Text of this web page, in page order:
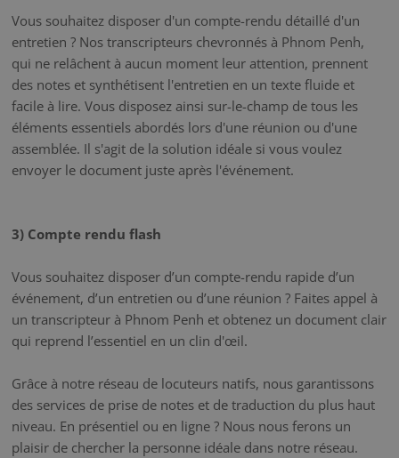
Vous souhaitez disposer d'un compte-rendu détaillé d'un
entretien ? Nos transcripteurs chevronnés à Phnom Penh,
qui ne relâchent à aucun moment leur attention, prennent
des notes et synthétisent l'entretien en un texte fluide et
facile à lire. Vous disposez ainsi sur-le-champ de tous les
éléments essentiels abordés lors d'une réunion ou d'une
assemblée. Il s'agit de la solution idéale si vous voulez
envoyer le document juste après l'événement.
3) Compte rendu flash
Vous souhaitez disposer d’un compte-rendu rapide d’un
événement, d’un entretien ou d’une réunion ? Faites appel à
un transcripteur à Phnom Penh et obtenez un document clair
qui reprend l’essentiel en un clin d'œil.
Grâce à notre réseau de locuteurs natifs, nous garantissons
des services de prise de notes et de traduction du plus haut
niveau. En présentiel ou en ligne ? Nous nous ferons un
plaisir de chercher la personne idéale dans notre réseau.